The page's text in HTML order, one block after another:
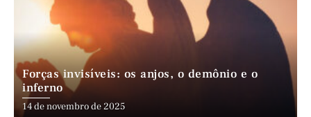
Forças invisíveis: os anjos, o demônio e o
inferno
14 de novembro de 2025